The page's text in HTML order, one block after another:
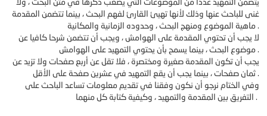
غنى للباحث عنها وذلك لأنها تهيئ القارئ لفهم البحث ، بينما تتضمن المقدمة
ماهية الموضوع ومنهج البحث ، وحدوده الزمانية والمكانية .
لا يجب أن تحتوي المقدمة على الهوامش ، ويجب أن تتضمن شرحا كافيا عن
موضوع البحث ، بينما يسمح بأن يحتوي التمهيد على الهوامش .
يجب أن تكون المقدمة صغيرة ومختصرة ، فلا تقل عن أربع صفحات ولا تزيد عن
ثمان صفحات ، بينما يجب أن يقع التمهيد في عشرين صفحة على الأقل .
وفي الختام نرجو أن نكون وفقنا في تقديم معلومات تساعد الباحث على
التفريق بين المقدمة والتمهيد ، وكيفية كتابة كل منهما .